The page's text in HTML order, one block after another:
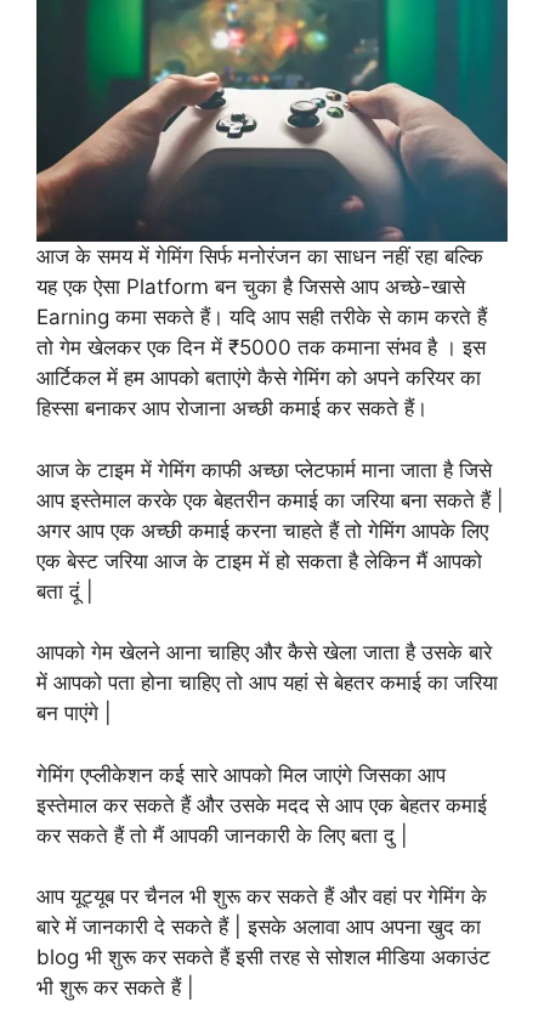
आज के समय में गेमिंग सिर्फ मनोरंजन का साधन नहीं रहा बल्कि
यह एक ऐसा Platform बन चुका है जिससे आप अच्छे-खासे
Earning कमा सकते हैं। यदि आप सही तरीके से काम करते हैं
तो गेम खेलकर एक दिन में ₹5000 तक कमाना संभव है । इस
आर्टिकल में हम आपको बताएंगे कैसे गेमिंग को अपने करियर का
हिस्सा बनाकर आप रोजाना अच्छी कमाई कर सकते हैं।
आज के टाइम में गेमिंग काफी अच्छा प्लेटफार्म माना जाता है जिसे
आप इस्तेमाल करके एक बेहतरीन कमाई का जरिया बना सकते हैं |
अगर आप एक अच्छी कमाई करना चाहते हैं तो गेमिंग आपके लिए
एक बेस्ट जरिया आज के टाइम में हो सकता है लेकिन मैं आपको
बता दूं |
आपको गेम खेलने आना चाहिए और कैसे खेला जाता है उसके बारे
में आपको पता होना चाहिए तो आप यहां से बेहतर कमाई का जरिया
बन पाएंगे |
गेमिंग एप्लीकेशन कई सारे आपको मिल जाएंगे जिसका आप
इस्तेमाल कर सकते हैं और उसके मदद से आप एक बेहतर कमाई
कर सकते हैं तो मैं आपकी जानकारी के लिए बता दु |
आप यूट्यूब पर चैनल भी शुरू कर सकते हैं और वहां पर गेमिंग के
बारे में जानकारी दे सकते हैं | इसके अलावा आप अपना खुद का
blog भी शुरू कर सकते हैं इसी तरह से सोशल मीडिया अकाउंट
भी शुरू कर सकते हैं |